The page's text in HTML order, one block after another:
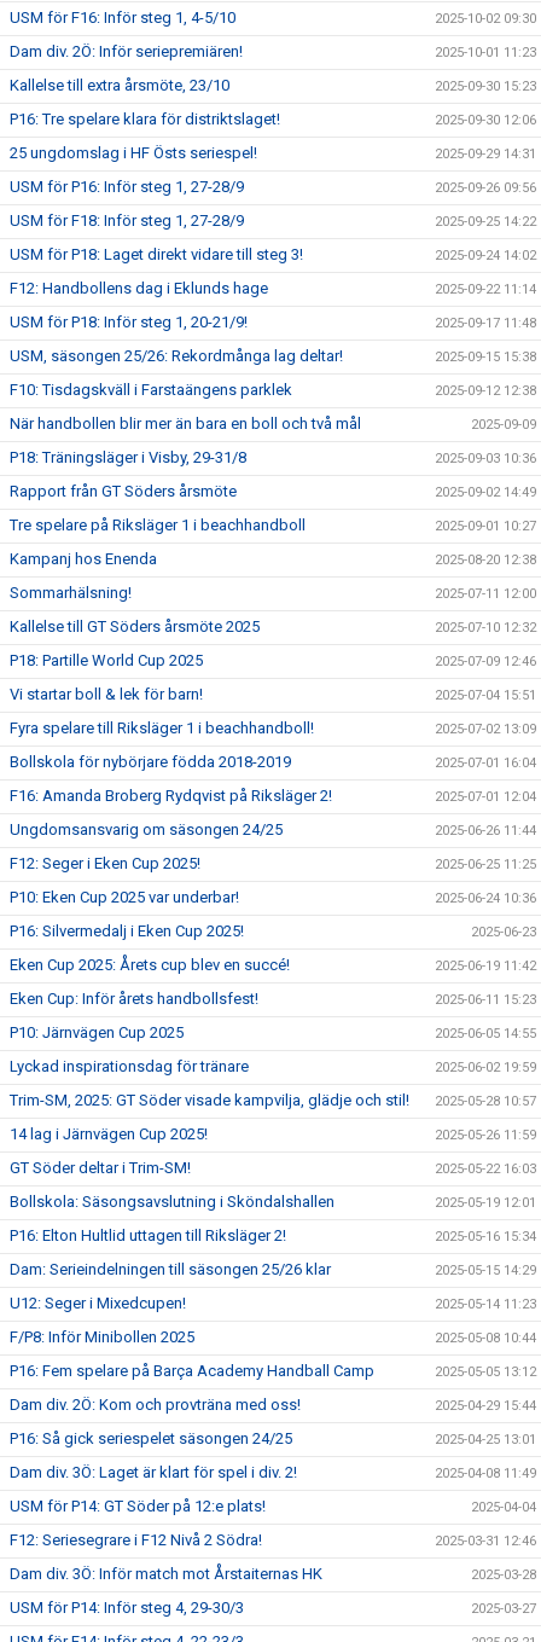
USM för F16: Inför steg 1, 4-5/10 2025-10-02 09:30
Dam div. 2Ö: Inför seriepremiären! 2025-10-01 11:23
Kallelse till extra årsmöte, 23/10 2025-09-30 15:23
P16: Tre spelare klara för distriktslaget! 2025-09-30 12:06
25 ungdomslag i HF Östs seriespel! 2025-09-29 14:31
USM för P16: Inför steg 1, 27-28/9 2025-09-26 09:56
USM för F18: Inför steg 1, 27-28/9 2025-09-25 14:22
USM för P18: Laget direkt vidare till steg 3! 2025-09-24 14:02
F12: Handbollens dag i Eklunds hage 2025-09-22 11:14
USM för P18: Inför steg 1, 20-21/9! 2025-09-17 11:48
USM, säsongen 25/26: Rekordmånga lag deltar! 2025-09-15 15:38
F10: Tisdagskväll i Farstaängens parklek 2025-09-12 12:38
När handbollen blir mer än bara en boll och två mål 2025-09-09
P18: Träningsläger i Visby, 29-31/8 2025-09-03 10:36
Rapport från GT Söders årsmöte 2025-09-02 14:49
Tre spelare på Riksläger 1 i beachhandboll 2025-09-01 10:27
Kampanj hos Enenda 2025-08-20 12:38
Sommarhälsning! 2025-07-11 12:00
Kallelse till GT Söders årsmöte 2025 2025-07-10 12:32
P18: Partille World Cup 2025 2025-07-09 12:46
Vi startar boll & lek för barn! 2025-07-04 15:51
Fyra spelare till Riksläger 1 i beachhandboll! 2025-07-02 13:09
Bollskola för nybörjare födda 2018-2019 2025-07-01 16:04
F16: Amanda Broberg Rydqvist på Riksläger 2! 2025-07-01 12:04
Ungdomsansvarig om säsongen 24/25 2025-06-26 11:44
F12: Seger i Eken Cup 2025! 2025-06-25 11:25
P10: Eken Cup 2025 var underbar! 2025-06-24 10:36
P16: Silvermedalj i Eken Cup 2025! 2025-06-23
Eken Cup 2025: Årets cup blev en succé! 2025-06-19 11:42
Eken Cup: Inför årets handbollsfest! 2025-06-11 15:23
P10: Järnvägen Cup 2025 2025-06-05 14:55
Lyckad inspirationsdag för tränare 2025-06-02 19:59
Trim-SM, 2025: GT Söder visade kampvilja, glädje och stil! 2025-05-28 10:57
14 lag i Järnvägen Cup 2025! 2025-05-26 11:59
GT Söder deltar i Trim-SM! 2025-05-22 16:03
Bollskola: Säsongsavslutning i Sköndalshallen 2025-05-19 12:01
P16: Elton Hultlid uttagen till Riksläger 2! 2025-05-16 15:34
Dam: Serieindelningen till säsongen 25/26 klar 2025-05-15 14:29
U12: Seger i Mixedcupen! 2025-05-14 11:23
F/P8: Inför Minibollen 2025 2025-05-08 10:44
P16: Fem spelare på Barça Academy Handball Camp 2025-05-05 13:12
Dam div. 2Ö: Kom och provträna med oss! 2025-04-29 15:44
P16: Så gick seriespelet säsongen 24/25 2025-04-25 13:01
Dam div. 3Ö: Laget är klart för spel i div. 2! 2025-04-08 11:49
USM för P14: GT Söder på 12:e plats! 2025-04-04
F12: Seriesegrare i F12 Nivå 2 Södra! 2025-03-31 12:46
Dam div. 3Ö: Inför match mot Årstaiternas HK 2025-03-28
USM för P14: Inför steg 4, 29-30/3 2025-03-27